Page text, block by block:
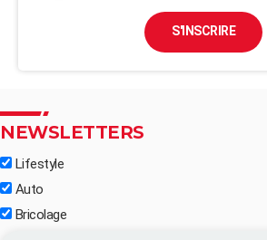
S'INSCRIRE
NEWSLETTERS
Lifestyle
Auto
Bricolage